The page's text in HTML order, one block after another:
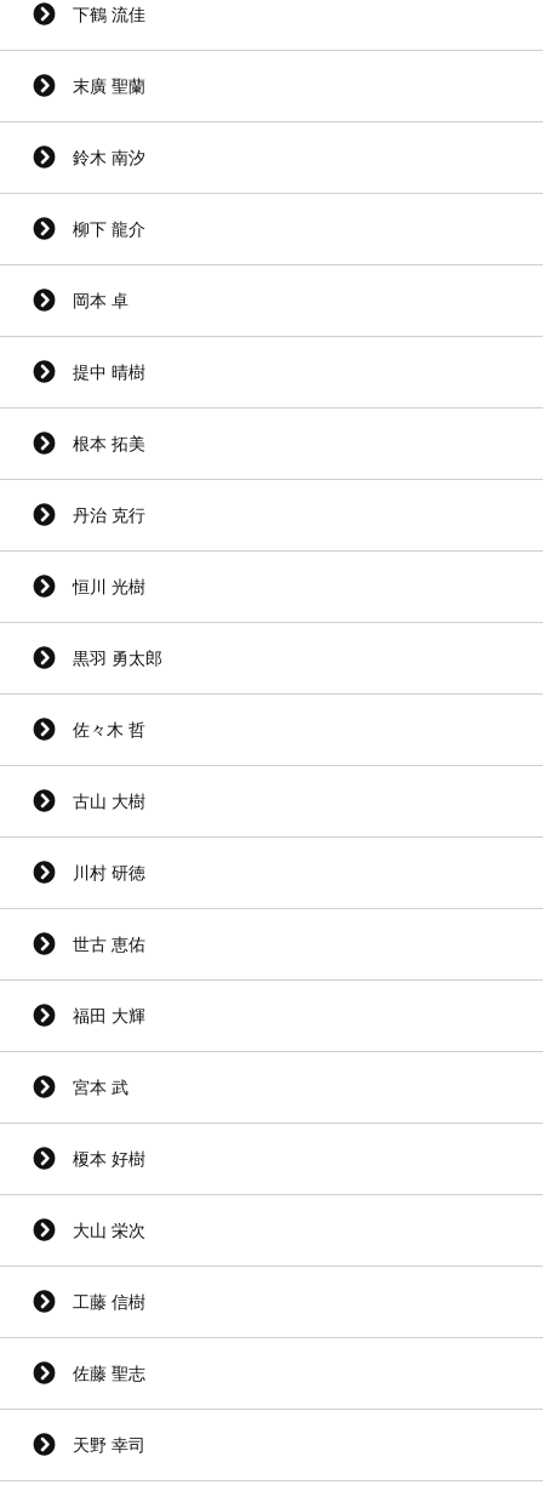
下鶴 流佳
末廣 聖蘭
鈴木 南汐
柳下 龍介
岡本 卓
提中 晴樹
根本 拓美
丹治 克行
恒川 光樹
黒羽 勇太郎
佐々木 哲
古山 大樹
川村 研徳
世古 恵佑
福田 大輝
宮本 武
榎本 好樹
大山 栄次
工藤 信樹
佐藤 聖志
天野 幸司